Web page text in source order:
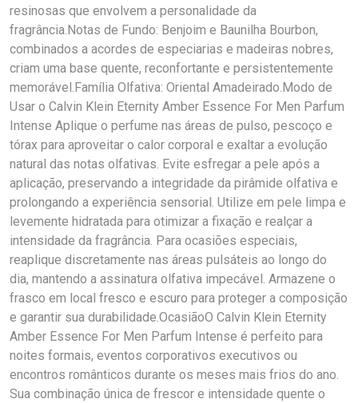
resinosas que envolvem a personalidade da
fragrância.Notas de Fundo: Benjoim e Baunilha Bourbon,
combinados a acordes de especiarias e madeiras nobres,
criam uma base quente, reconfortante e persistentemente
memorável.Família Olfativa: Oriental Amadeirado.Modo de
Usar o Calvin Klein Eternity Amber Essence For Men Parfum
Intense Aplique o perfume nas áreas de pulso, pescoço e
tórax para aproveitar o calor corporal e exaltar a evolução
natural das notas olfativas. Evite esfregar a pele após a
aplicação, preservando a integridade da pirâmide olfativa e
prolongando a experiência sensorial. Utilize em pele limpa e
levemente hidratada para otimizar a fixação e realçar a
intensidade da fragrância. Para ocasiões especiais,
reaplique discretamente nas áreas pulsáteis ao longo do
dia, mantendo a assinatura olfativa impecável. Armazene o
frasco em local fresco e escuro para proteger a composição
e garantir sua durabilidade.OcasiãoO Calvin Klein Eternity
Amber Essence For Men Parfum Intense é perfeito para
noites formais, eventos corporativos executivos ou
encontros românticos durante os meses mais frios do ano.
Sua combinação única de frescor e intensidade quente o